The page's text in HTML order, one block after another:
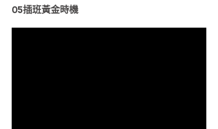
05插班黃金時機